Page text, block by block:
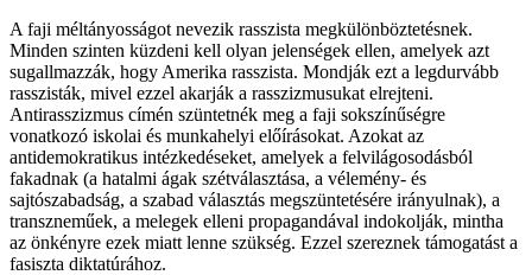
A faji méltányosságot nevezik rasszista megkülönböztetésnek.
Minden szinten küzdeni kell olyan jelenségek ellen, amelyek azt
sugallmazzák, hogy Amerika rasszista. Mondják ezt a legdurvább
rasszisták, mivel ezzel akarják a rasszizmusukat elrejteni.
Antirasszizmus címén szüntetnék meg a faji sokszínűségre
vonatkozó iskolai és munkahelyi előírásokat. Azokat az
antidemokratikus intézkedéseket, amelyek a felvilágosodásból
fakadnak (a hatalmi ágak szétválasztása, a vélemény- és
sajtószabadság, a szabad választás megszüntetésére irányulnak), a
transzneműek, a melegek elleni propagandával indokolják, mintha
az önkényre ezek miatt lenne szükség. Ezzel szereznek támogatást a
fasiszta diktatúrához.